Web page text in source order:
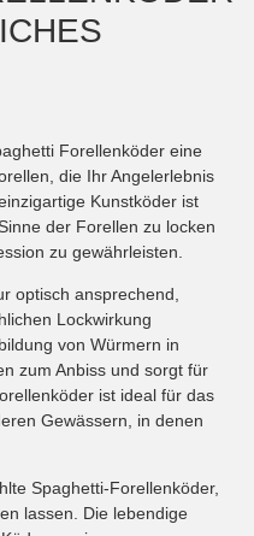
Forellenköder eine
die Ihr Angelerlebnis
Kunstköder ist
der Forellen zu locken
zu gewährleisten.
optisch ansprechend,
Lockwirkung
von Würmern in
zum Anbiss und sorgt für
ist ideal für das
Gewässern, in denen
Spaghetti-Forellenköder,
lassen. Die lebendige